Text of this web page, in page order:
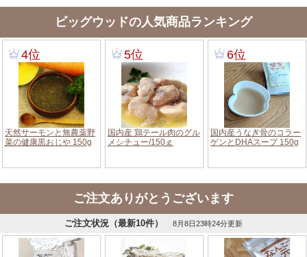
ビッグウッドの人気商品ランキング
ご注文ありがとうございます